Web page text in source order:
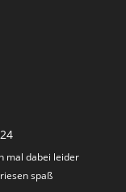
mal dabei leider
spaß